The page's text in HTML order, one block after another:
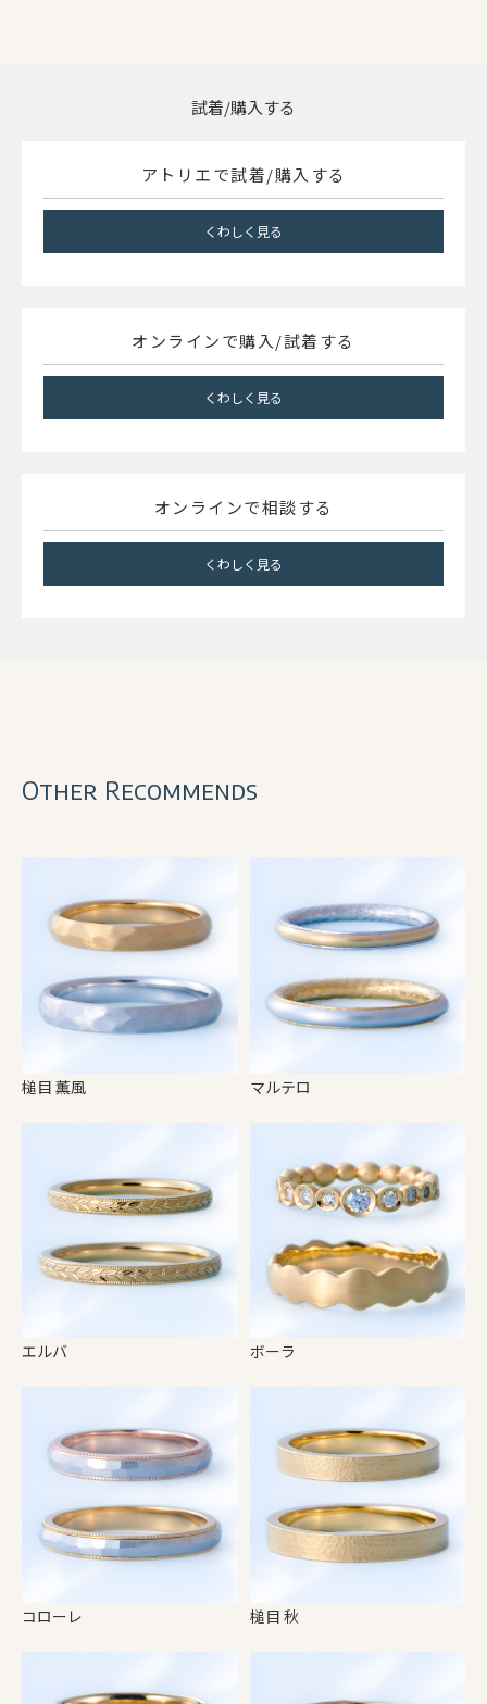
試着/購入する
アトリエで試着/購入する
くわしく見る
オンラインで購入/試着する
くわしく見る
オンラインで相談する
くわしく見る
Other Recommends
槌目 薫風 マルテロ
エルバ ボーラ
コローレ 槌目 秋